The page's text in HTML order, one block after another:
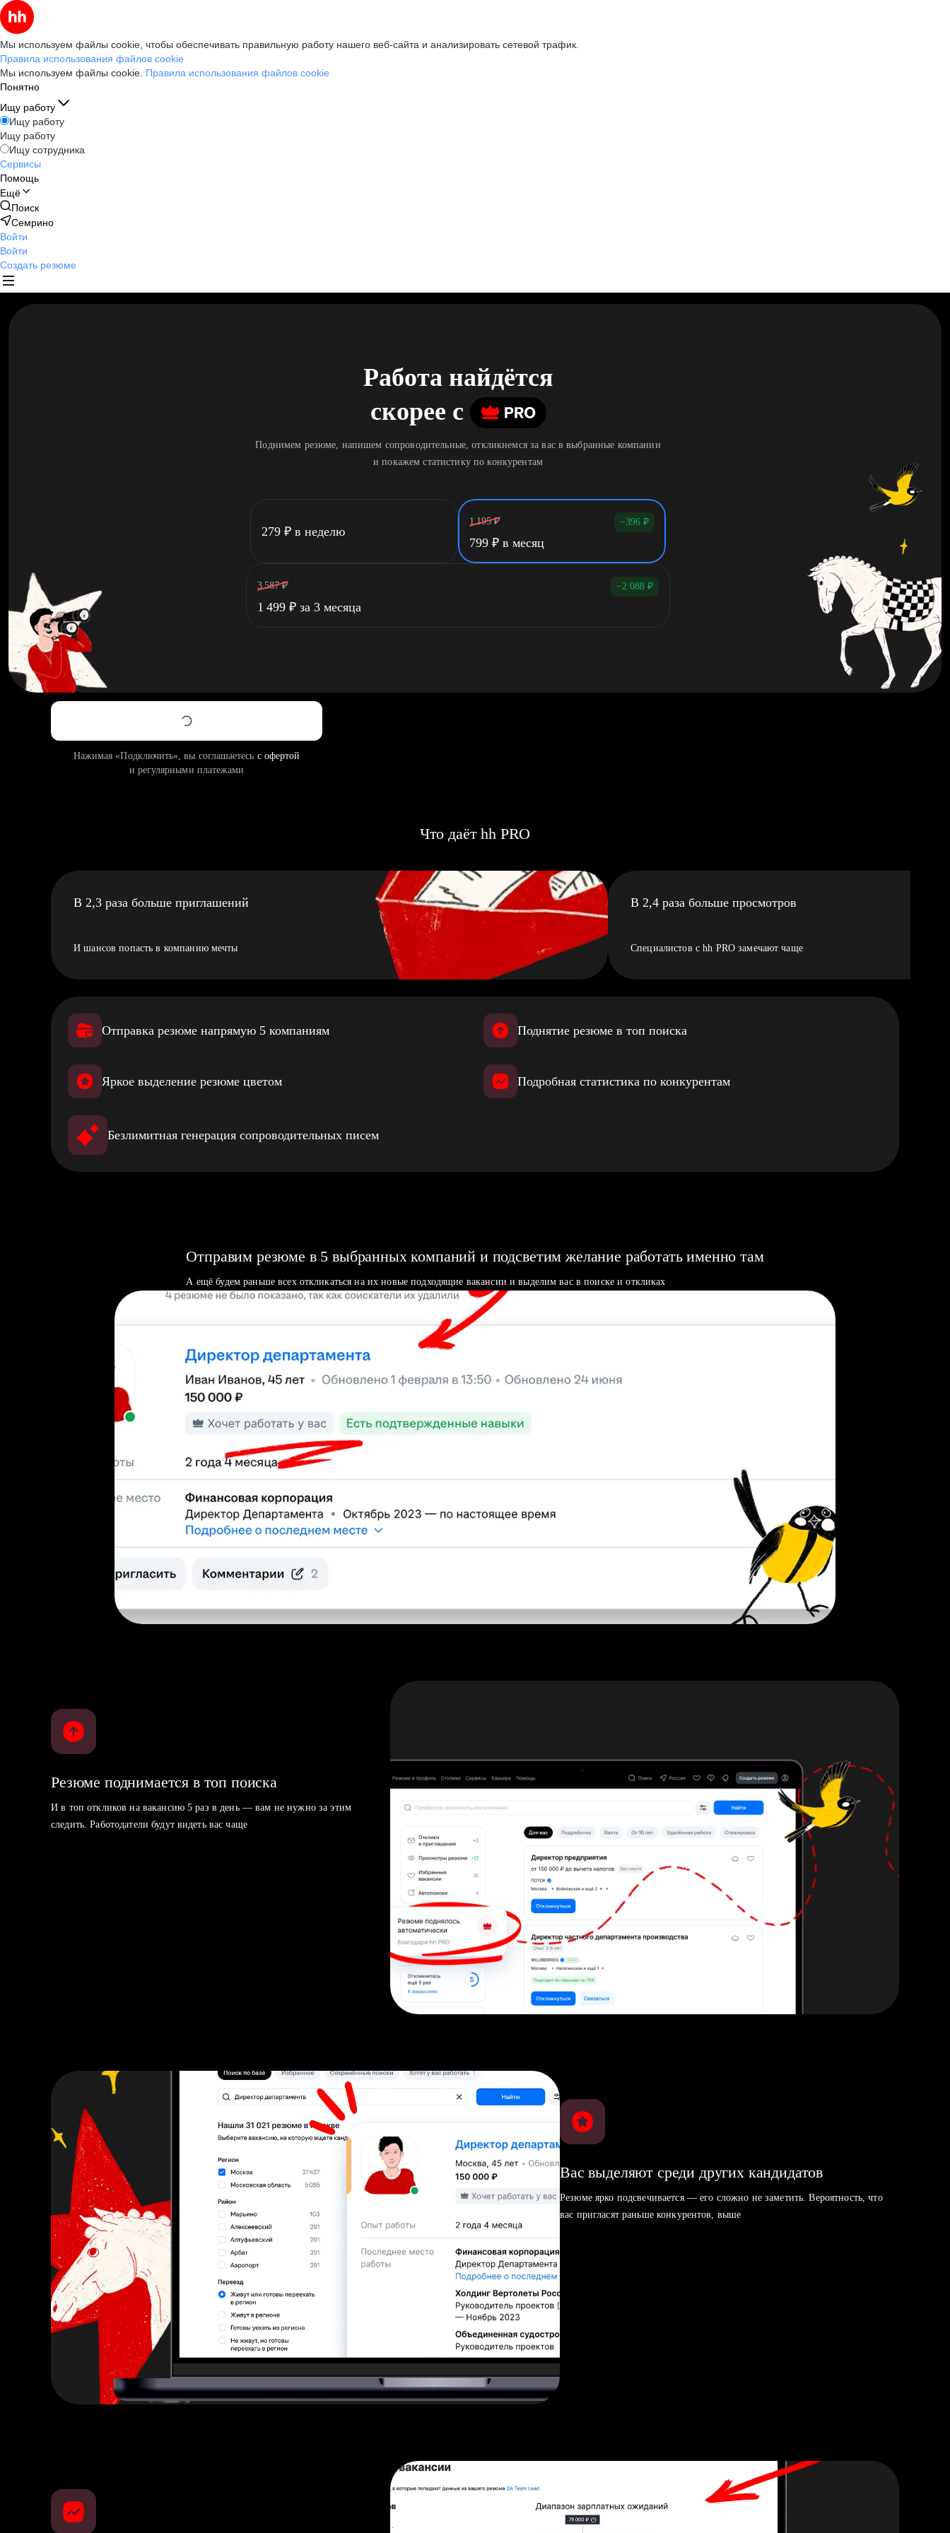
Мы используем файлы cookie, чтобы обеспечивать правильную работу нашего веб-сайта и анализировать сетевой трафик.
Правила использования файлов cookie
Мы используем файлы cookie. Правила использования файлов cookie
Понятно
Ищу работу
Ищу работу
Ищу работу
Ищу сотрудника
Сервисы
Помощь
Ещё
Поиск
Семрино
Войти
Войти
Создать резюме
Работа найдётся
скорее c
Поднимем резюме, напишем сопроводительные, откликнемся за вас в выбранные компании
и покажем статистику по конкурентам
279 ₽ в неделю
1 195 ₽ −396 ₽
799 ₽ в месяц
3 587 ₽ −2 088 ₽
1 499 ₽ за 3 месяца
Нажимая «Подключить», вы соглашаетесь с офертой
и регулярными платежами
Что даёт hh PRO
В 2,3 раза больше приглашений
И шансов попасть в компанию мечты
В 2,4 раза больше просмотров
Специалистов с hh PRO замечают чаще
Отправка резюме напрямую 5 компаниям Поднятие резюме в топ поиска
Яркое выделение резюме цветом Подробная статистика по конкурентам
Безлимитная генерация сопроводительных писем
Отправим резюме в 5 выбранных компаний и подсветим желание работать именно там
А ещё будем раньше всех откликаться на их новые подходящие вакансии и выделим вас в поиске и откликах
Резюме поднимается в топ поиска
И в топ откликов на вакансию 5 раз в день — вам не нужно за этим
следить. Работодатели будут видеть вас чаще
Вас выделяют среди других кандидатов
Резюме ярко подсвечивается — его сложно не заметить. Вероятность, что
вас пригласят раньше конкурентов, выше